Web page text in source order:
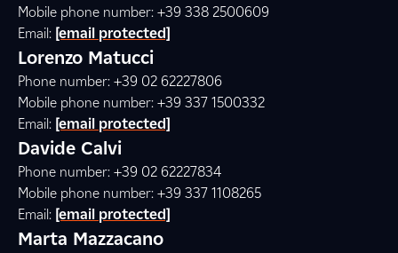
Mobile phone number: +39 338 2500609
Email: [email protected]
Lorenzo Matucci
Phone number: +39 02 62227806
Mobile phone number: +39 337 1500332
Email: [email protected]
Davide Calvi
Phone number: +39 02 62227834
Mobile phone number: +39 337 1108265
Email: [email protected]
Marta Mazzacano